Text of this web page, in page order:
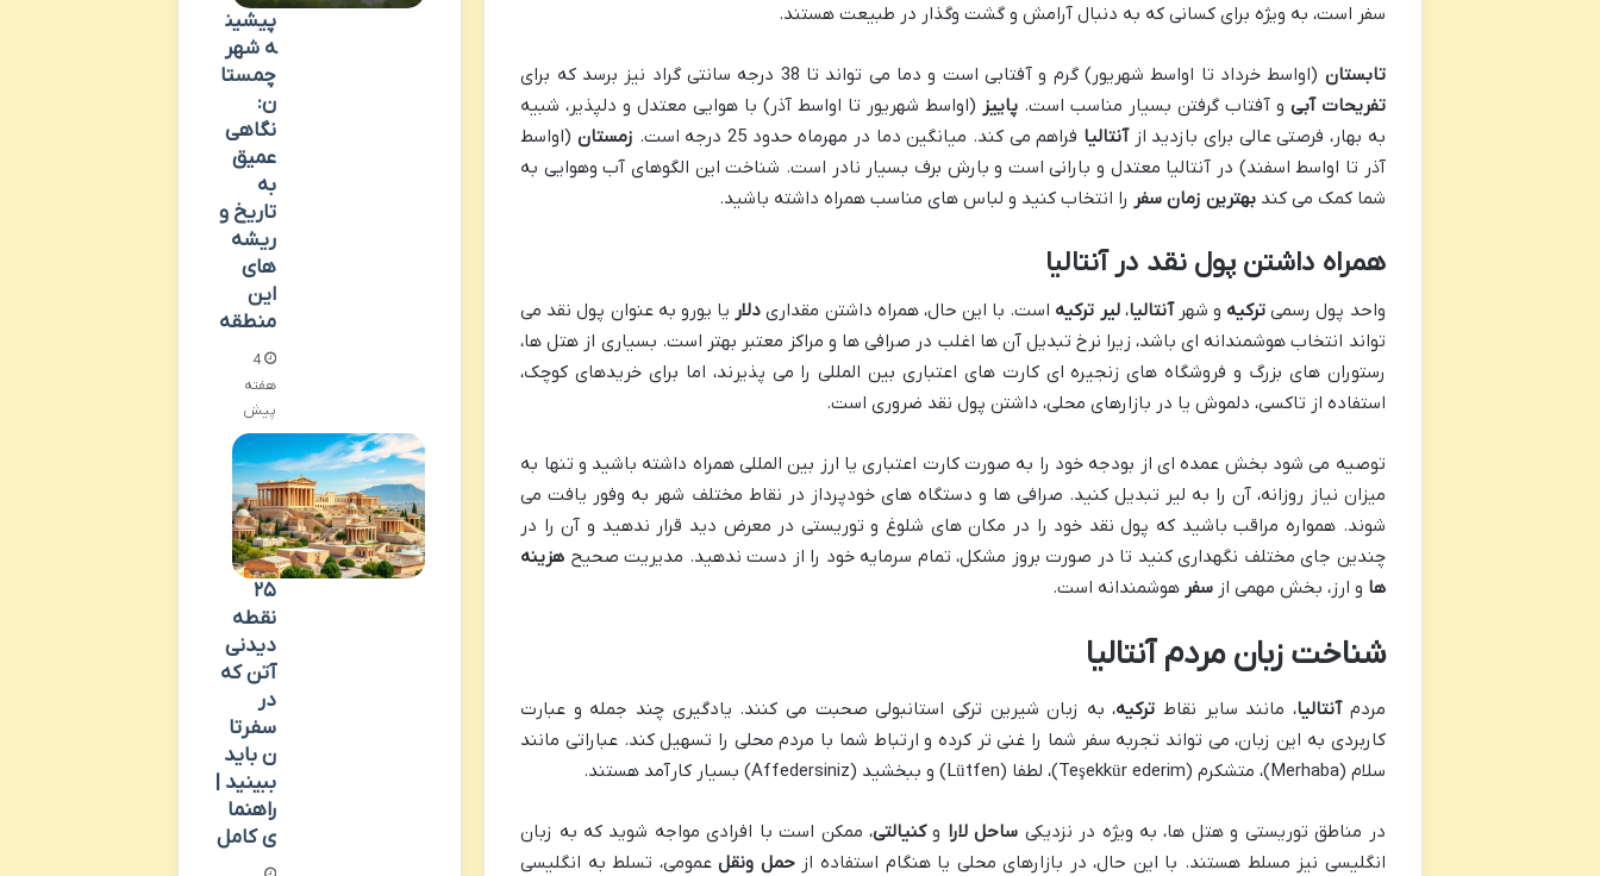
سفر است، به ویژه برای کسانی که به دنبال آرامش و گشت وگذار در طبیعت هستند.
تابستان (اواسط خرداد تا اواسط شهریور) گرم و آفتابی است و دما می تواند تا 38 درجه سانتی گراد نیز برسد که برای
تفریحات آبی و آفتاب گرفتن بسیار مناسب است.پاییز (اواسط شهریور تا اواسط آذر) با هوایی معتدل و دلپذیر، شبیه
به بهار، فرصتی عالی برای بازدید ازآنتالیا فراهم می کند. میانگین دما در مهرماه حدود 25 درجه است. زمستان (اواسط
آذر تا اواسط اسفند) در آنتالیا معتدل و بارانی است و بارش برف بسیار نادر است. شناخت این الگوهای آب وهوایی به
شما کمک می کندبهترین زمان سفر را انتخاب کنید و لباس های مناسب همراه داشته باشید.
همراه داشتن پول نقد در آنتالیا
واحد پول رسمی ترکیه و شهرآنتالیا،لیر ترکیه است. با این حال، همراه داشتن مقداری دلار یا یورو به عنوان پول نقد می
تواند انتخاب هوشمندانه ای باشد، زیرا نرخ تبدیل آن ها اغلب در صرافی ها و مراکز معتبر بهتر است. بسیاری از هتل ها،
رستوران های بزرگ و فروشگاه های زنجیره ای کارت های اعتباری بین المللی را می پذیرند، اما برای خریدهای کوچک،
استفاده از تاکسی، دلموش یا در بازارهای محلی، داشتن پول نقد ضروری است.
توصیه می شود بخش عمده ای از بودجه خود را به صورت کارت اعتباری یا ارز بین المللی همراه داشته باشید و تنها به
میزان نیاز روزانه، آن را به لیر تبدیل کنید. صرافی ها و دستگاه های خودپرداز در نقاط مختلف شهر به وفور یافت می
شوند. همواره مراقب باشید که پول نقد خود را در مکان های شلوغ و توریستی در معرض دید قرار ندهید و آن را در
چندین جای مختلف نگهداری کنید تا در صورت بروز مشکل، تمام سرمایه خود را از دست ندهید. مدیریت صحیح هزینه
ها و ارز، بخش مهمی ازسفر هوشمندانه است.
شناخت زبان مردم آنتالیا
مردمآنتالیا، مانند سایر نقاط ترکیه، به زبان شیرین ترکی استانبولی صحبت می کنند. یادگیری چند جمله و عبارت
کاربردی به این زبان، می تواند تجربه سفر شما را غنی تر کرده و ارتباط شما با مردم محلی را تسهیل کند. عباراتی مانند
سلام (Merhaba)، متشکرم (Teşekkür ederim)، لطفا (Lütfen) و ببخشید (Affedersiniz) بسیار کارآمد هستند.
در مناطق توریستی و هتل ها، به ویژه در نزدیکی ساحل لارا وکنیالتی، ممکن است با افرادی مواجه شوید که به زبان
انگلیسی نیز مسلط هستند. با این حال، در بازارهای محلی یا هنگام استفاده ازحمل ونقلعمومی، تسلط به انگلیسی
پیشین
ه شهر
چمستا
ن:
نگاهی
عمیق
به
تاریخ و
ریشه
های
این
منطقه
4
هفته
پیش
۲۵
نقطه
دیدنی
آتن که
در
سفرتا
ن باید
ببینید |
راهنما
ی کامل